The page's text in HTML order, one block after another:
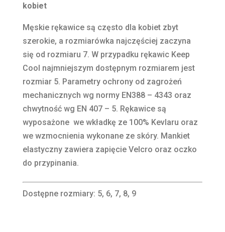
kobiet
Męskie rękawice są często dla kobiet zbyt
szerokie, a rozmiarówka najczęściej zaczyna
się od rozmiaru 7. W przypadku rękawic Keep
Cool najmniejszym dostępnym rozmiarem jest
rozmiar 5. Parametry ochrony od zagrożeń
mechanicznych wg normy EN388 – 4343 oraz
chwytność wg EN 407 – 5. Rękawice są
wyposażone we wkładkę ze 100% Kevlaru oraz
we wzmocnienia wykonane ze skóry. Mankiet
elastyczny zawiera zapięcie Velcro oraz oczko
do przypinania.
Dostępne rozmiary: 5, 6, 7, 8, 9